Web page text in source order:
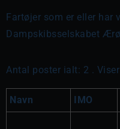
Fartøjer som er eller har
Dampskibsselskabet
Antal poster ialt: 2 .
Navn IMO